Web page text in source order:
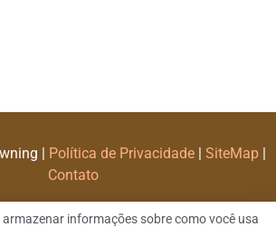
| Política de Privacidade| SiteMap|
Contato
informações sobre como você usa